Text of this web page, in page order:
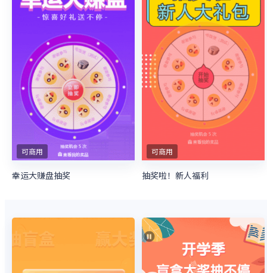
可商用
幸运大赚盘抽奖
可商用
抽奖啦！新人福利